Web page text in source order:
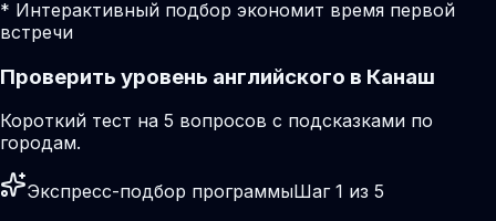
* Интерактивный подбор экономит время первой
встречи
Проверить уровень английского в Канаш
Короткий тест на 5 вопросов с подсказками по
городам.
Экспресс-подбор программыШаг 1 из 5